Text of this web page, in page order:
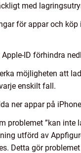
med
för appar och
ID förhindra
möjligheten att
enskilt fall.
ner appar på
”kan
utförd av
Detta gör